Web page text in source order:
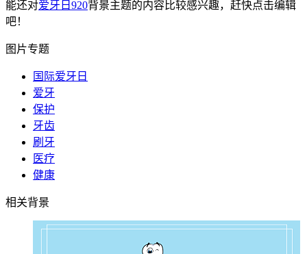
能还对爱牙日920背景主题的内容比较感兴趣，赶快点击编辑
吧！
图片专题
国际爱牙日
爱牙
保护
牙齿
刷牙
医疗
健康
相关背景